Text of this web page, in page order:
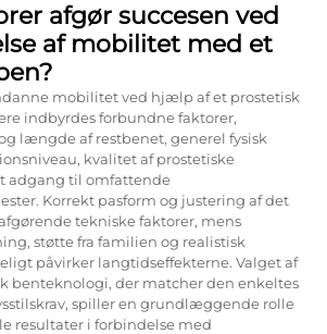
afgør succesen ved
af mobilitet med et
mobilitet ved hjælp af et prostetisk
indbyrdes forbundne faktorer,
længde af restbenet, generel fysisk
kvalitet af prostetiske
adgang til omfattende
Korrekt pasform og justering af det
tekniske faktorer, mens
støtte fra familien og realistisk
påvirker langtidseffekterne. Valget af
benteknologi, der matcher den enkeltes
spiller en grundlæggende rolle
resultater i forbindelse med